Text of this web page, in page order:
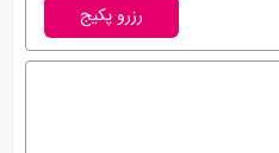
رزرو پکیج